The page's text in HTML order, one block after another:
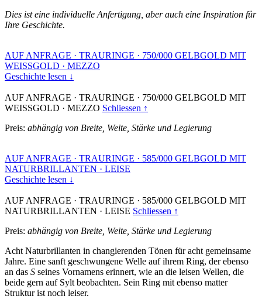
Dies ist eine individuelle Anfertigung, aber auch eine Inspiration für
Ihre Geschichte.
AUF ANFRAGE · TRAURINGE · 750/000 GELBGOLD MIT
WEISSGOLD · MEZZO
Geschichte lesen ↓
AUF ANFRAGE · TRAURINGE · 750/000 GELBGOLD MIT
WEISSGOLD · MEZZO Schliessen ↑
Preis: abhängig von Breite, Weite, Stärke und Legierung
AUF ANFRAGE · TRAURINGE · 585/000 GELBGOLD MIT
NATURBRILLANTEN · LEISE
Geschichte lesen ↓
AUF ANFRAGE · TRAURINGE · 585/000 GELBGOLD MIT
NATURBRILLANTEN · LEISE Schliessen ↑
Preis: abhängig von Breite, Weite, Stärke und Legierung
Acht Naturbrillanten in changierenden Tönen für acht gemeinsame
Jahre. Eine sanft geschwungene Welle auf ihrem Ring, der ebenso
an das S seines Vornamens erinnert, wie an die leisen Wellen, die
beide gern auf Sylt beobachten. Sein Ring mit ebenso matter
Struktur ist noch leiser.